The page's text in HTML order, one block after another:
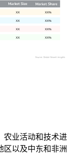
XX%
XX
XX%
XX
XX%
XX
XX%
XX
农业活动和技术进
区以及中东和非洲